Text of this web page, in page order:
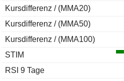
Kursdifferenz / (MMA20)
Kursdifferenz / (MMA50)
Kursdifferenz / (MMA100)
STIM
RSI 9 Tage
2006
+56,44 %
2005
-24,54 %
2004
+23,43 %
2003
+42,86 %
2002